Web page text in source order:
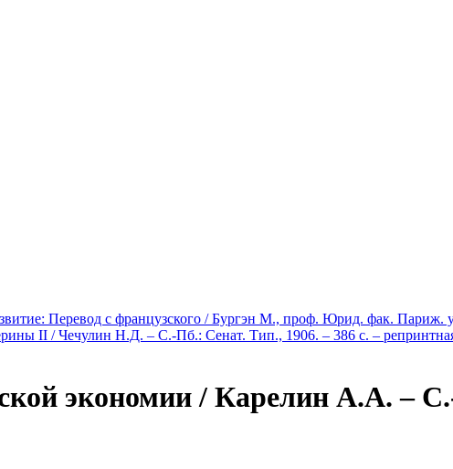
Перевод с французского / Бургэн М., проф. Юрид. фак.
II / Чечулин Н.Д. – С.-Пб.: Сенат. Тип., 1906. – 386 с. –
экономии / Карелин А.А. –